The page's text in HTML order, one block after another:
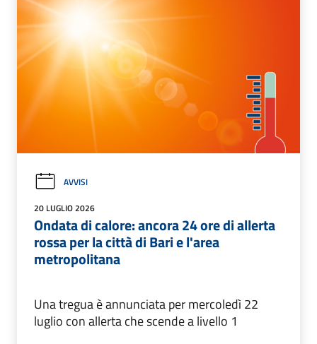
AVVISI
20 LUGLIO 2026
Ondata di calore: ancora 24 ore di allerta
rossa per la città di Bari e l'area
metropolitana
Una tregua è annunciata per mercoledì 22
luglio con allerta che scende a livello 1